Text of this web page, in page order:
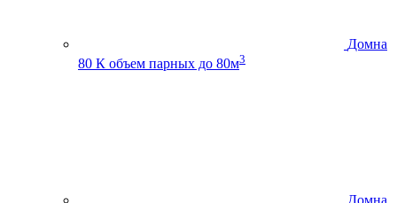
Домна
80 К объем парных до 80м3